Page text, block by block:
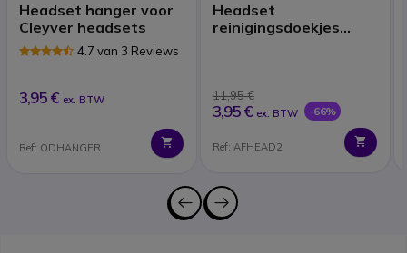
Headset hanger voor
Cleyver headsets
4.7 van 3 Reviews
3,95 € ex. BTW
Ref: ODHANGER
Headset
reinigingsdoekjes
11,95 €
3,95 € ex. BTW -66%
Ref: AFHEAD2